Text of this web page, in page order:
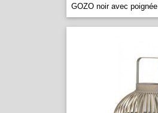
GOZO noir avec poignée